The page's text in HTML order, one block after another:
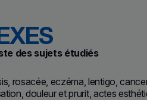
des sujets étudiés
rosacée, eczéma, lentigo,
douleur et prurit, actes